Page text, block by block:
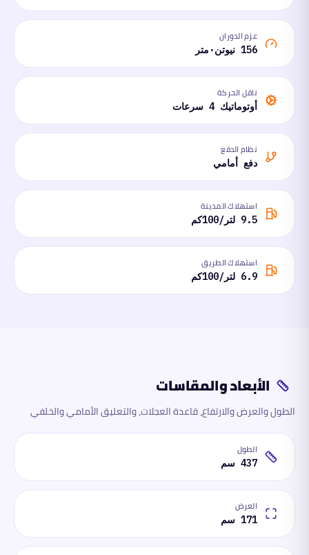
عزم الدوران
156 نيوتن·متر
ناقل الحركة
أوتوماتيك 4 سرعات
نظام الدفع
دفع أمامي
استهلاك المدينة
9.5 لتر/100كم
استهلاك الطريق
6.9 لتر/100كم
الأبعاد والمقاسات
الطول والعرض والارتفاع، قاعدة العجلات، والتعليق الأمامي والخلفي
الطول
437 سم
العرض
171 سم